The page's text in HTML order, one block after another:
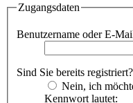
Zugangsdaten
Benutzername oder E-
Sind Sie bereits registriert?
Nein, ich
Kennwort lautet: